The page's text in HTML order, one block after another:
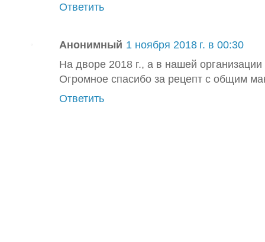
Ответить
Анонимный 1 ноября 2018 г. в 00:30
На дворе 2018 г., а в нашей
Огромное спасибо за рецепт с общим
Ответить